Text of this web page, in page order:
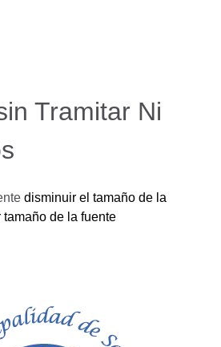
Tramitar Ni
disminuir el tamaño de la
tamaño de la fuente